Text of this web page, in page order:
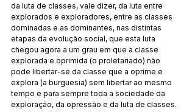
da luta de classes, vale dizer, da luta entre
explorados e exploradores, entre as classes
dominadas e as dominantes, nas distintas
etapas da evolução social, que esta luta
chegou agora a um grau em que a classe
explorada e oprimida (o proletariado) não
pode libertar-se da classe que a oprime e
explora (a burguesia) sem libertar ao mesmo
tempo e para sempre toda a sociedade da
exploração, da opressão e da luta de classes.